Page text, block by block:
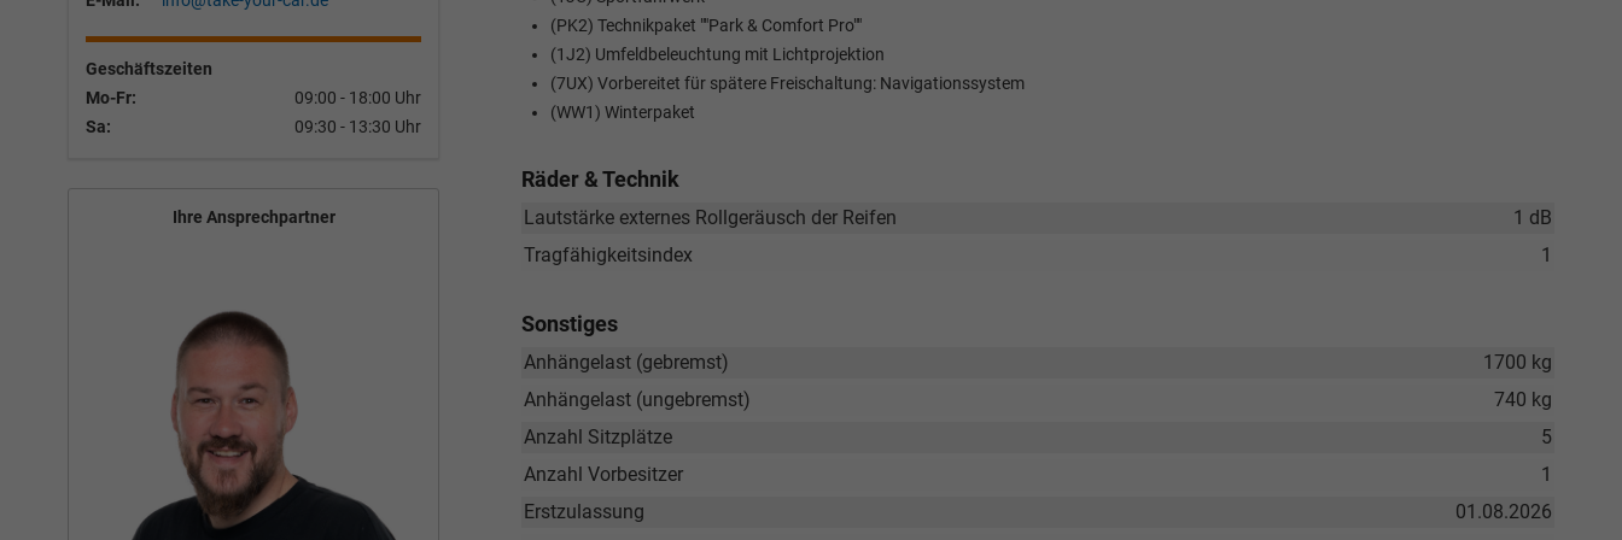
(PK2) Technikpaket ""Park & Comfort Pro""
(1J2) Umfeldbeleuchtung mit Lichtprojektion
(7UX) Vorbereitet für spätere Freischaltung: Navigationssystem
(WW1) Winterpaket
Räder & Technik
1 dB
Lautstärke externes Rollgeräusch der Reifen
1
Tragfähigkeitsindex
Sonstiges
1700 kg
Anhängelast (gebremst)
740 kg
Anhängelast (ungebremst)
5
Anzahl Sitzplätze
1
Anzahl Vorbesitzer
01.08.2026
Erstzulassung
Geschäftszeiten
Mo-Fr:
09:00 - 18:00 Uhr
Sa:
09:30 - 13:30 Uhr
Ihre Ansprechpartner